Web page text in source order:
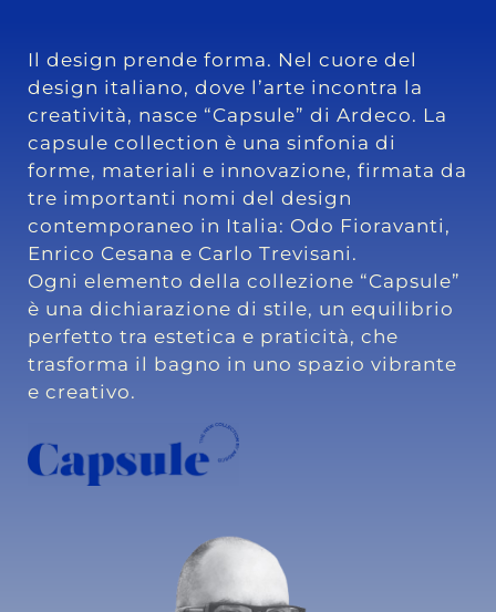
Il design prende forma. Nel cuore del
design italiano, dove l’arte incontra la
creatività, nasce “Capsule” di Ardeco. La
capsule collection è una sinfonia di
forme, materiali e innovazione, firmata da
tre importanti nomi del design
contemporaneo in Italia: Odo Fioravanti,
Enrico Cesana e Carlo Trevisani.
Ogni elemento della collezione “Capsule”
è una dichiarazione di stile, un equilibrio
perfetto tra estetica e praticità, che
trasforma il bagno in uno spazio vibrante
e creativo.